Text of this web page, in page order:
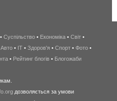
беспроводной
интернет
киев
wimax
• Суспільство • Економіка • Світ •
Авто • IT • Здоров'я • Спорт • Фото •
• Рейтинг блогів • Блогожаби
дозволяється за умови